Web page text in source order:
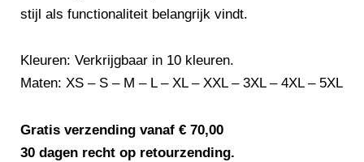
stijl als functionaliteit belangrijk vindt.
Kleuren: Verkrijgbaar in 10 kleuren.
Maten: XS – S – M – L – XL – XXL – 3XL – 4XL – 5XL
Gratis verzending vanaf € 70,00
30 dagen recht op retourzending.